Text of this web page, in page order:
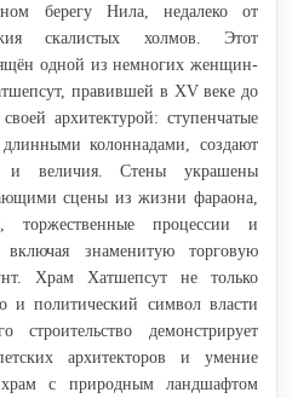
берегу Нила, недалеко от
скалистых холмов. Этот
одной из немногих женщин-
правившей в XV веке до
архитектурой: ступенчатые
колоннадами, создают
и величия. Стены украшены
сцены из жизни фараона,
торжественные процессии и
знаменитую торговую
Храм Хатшепсут не только
и политический символ власти
строительство демонстрирует
архитекторов и умение
храм с природным ландшафтом